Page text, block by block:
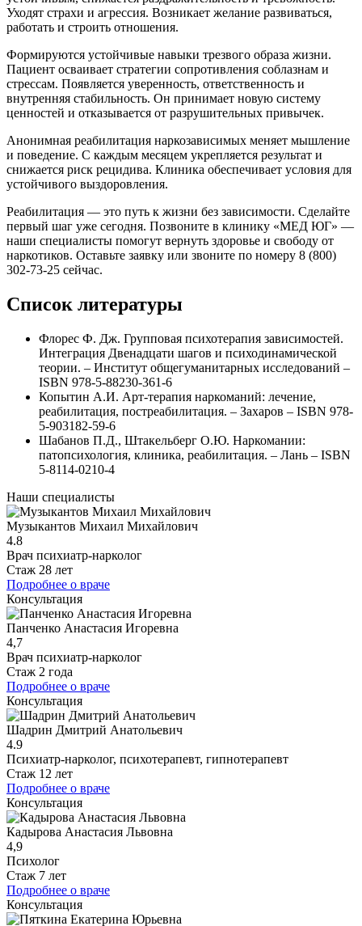
Уходят страхи и агрессия. Возникает желание развиваться,
работать и строить отношения.
Формируются устойчивые навыки трезвого образа жизни.
Пациент осваивает стратегии сопротивления соблазнам и
стрессам. Появляется уверенность, ответственность и
внутренняя стабильность. Он принимает новую систему
ценностей и отказывается от разрушительных привычек.
Анонимная реабилитация наркозависимых меняет мышление
и поведение. С каждым месяцем укрепляется результат и
снижается риск рецидива. Клиника обеспечивает условия для
устойчивого выздоровления.
Реабилитация — это путь к жизни без зависимости. Сделайте
первый шаг уже сегодня. Позвоните в клинику «МЕД ЮГ» —
наши специалисты помогут вернуть здоровье и свободу от
наркотиков. Оставьте заявку или звоните по номеру 8 (800)
302-73-25 сейчас.
Список литературы
Флорес Ф. Дж. Групповая психотерапия зависимостей.
Интеграция Двенадцати шагов и психодинамической
теории. – Институт общегуманитарных исследований –
ISBN 978-5-88230-361-6
Копытин А.И. Арт-терапия наркоманий: лечение,
реабилитация, постреабилитация. – Захаров – ISBN 978-
5-903182-59-6
Шабанов П.Д., Штакельберг О.Ю. Наркомании:
патопсихология, клиника, реабилитация. – Лань – ISBN
5-8114-0210-4
Наши специалисты
Музыкантов Михаил Михайлович
4.8
Врач психиатр-нарколог
Стаж 28 лет
Подробнее о враче
Консультация
Панченко Анастасия Игоревна
4,7
Врач психиатр-нарколог
Стаж 2 года
Подробнее о враче
Консультация
Шадрин Дмитрий Анатольевич
4.9
Психиатр-нарколог, психотерапевт, гипнотерапевт
Стаж 12 лет
Подробнее о враче
Консультация
Кадырова Анастасия Львовна
4,9
Психолог
Стаж 7 лет
Подробнее о враче
Консультация